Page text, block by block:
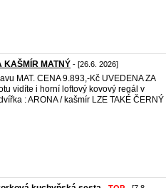
MATNÝ - [26.6. 2026]
MAT. CENA 9.893,-Kč UVEDENA ZA
vidíte i horní loftový kovový regál v
: ARONA / kašmír LZE TAKÉ ČERNÝ